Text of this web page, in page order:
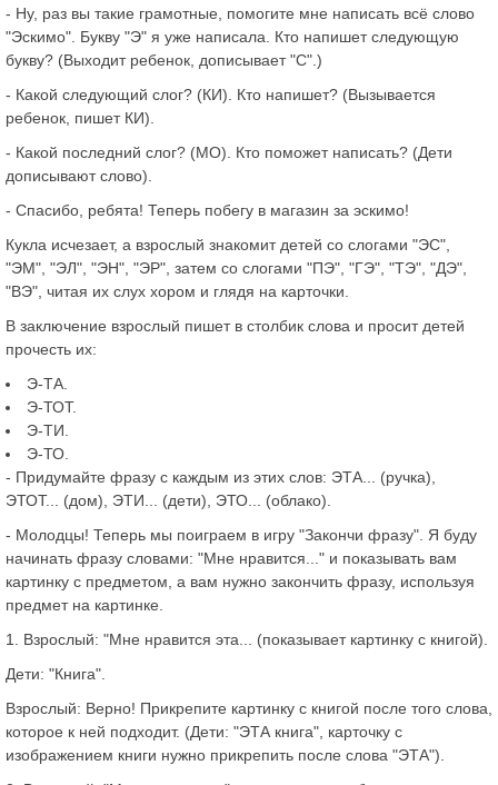
- Ну, раз вы такие грамотные, помогите мне написать всё слово
"Эскимо". Букву "Э" я уже написала. Кто напишет следующую
букву? (Выходит ребенок, дописывает "С".)
- Какой следующий слог? (КИ). Кто напишет? (Вызывается
ребенок, пишет КИ).
- Какой последний слог? (МО). Кто поможет написать? (Дети
дописывают слово).
- Спасибо, ребята! Теперь побегу в магазин за эскимо!
Кукла исчезает, а взрослый знакомит детей со слогами "ЭС",
"ЭМ", "ЭЛ", "ЭН", "ЭР", затем со слогами "ПЭ", "ГЭ", "ТЭ", "ДЭ",
"ВЭ", читая их слух хором и глядя на карточки.
В заключение взрослый пишет в столбик слова и просит детей
прочесть их:
Э-ТА.
Э-ТОТ.
Э-ТИ.
Э-ТО.
- Придумайте фразу с каждым из этих слов: ЭТА... (ручка),
ЭТОТ... (дом), ЭТИ... (дети), ЭТО... (облако).
- Молодцы! Теперь мы поиграем в игру "Закончи фразу". Я буду
начинать фразу словами: "Мне нравится..." и показывать вам
картинку с предметом, а вам нужно закончить фразу, используя
предмет на картинке.
1. Взрослый: "Мне нравится эта... (показывает картинку с книгой).
Дети: "Книга".
Взрослый: Верно! Прикрепите картинку с книгой после того слова,
которое к ней подходит. (Дети: "ЭТА книга", карточку с
изображением книги нужно прикрепить после слова "ЭТА").